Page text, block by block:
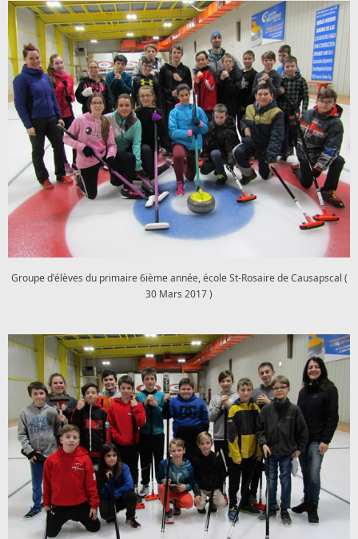
Groupe d'élèves du primaire 6ième année, école St-Rosaire de Causapscal (
30 Mars 2017 )